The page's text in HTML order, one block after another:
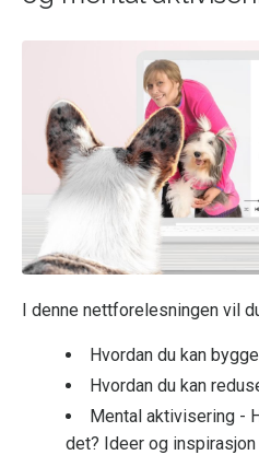
I denne nettforelesningen vil
Hvordan du kan
Hvordan du kan
Mental aktivisering -
det? Ideer og inspirasjon